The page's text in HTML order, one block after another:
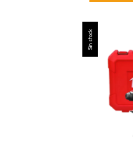
Sin stock